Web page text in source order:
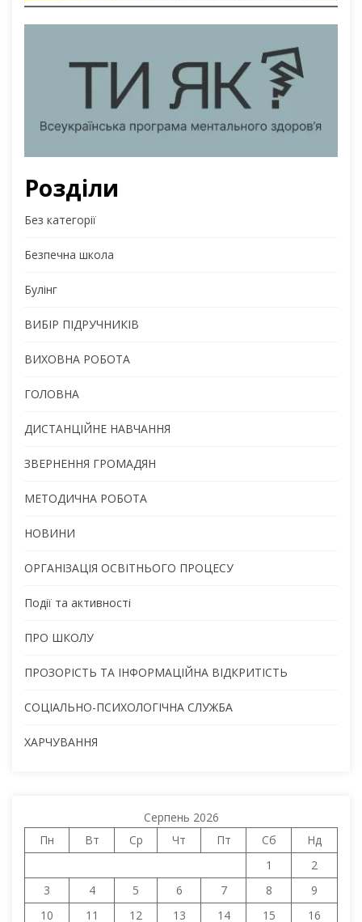
Розділи
Без категорії
Безпечна школа
Булінг
ВИБІР ПІДРУЧНИКІВ
ВИХОВНА РОБОТА
ГОЛОВНА
ДИСТАНЦІЙНЕ НАВЧАННЯ
ЗВЕРНЕННЯ ГРОМАДЯН
МЕТОДИЧНА РОБОТА
НОВИНИ
ОРГАНІЗАЦІЯ ОСВІТНЬОГО ПРОЦЕСУ
Події та активності
ПРО ШКОЛУ
ПРОЗОРІСТЬ ТА ІНФОРМАЦІЙНА ВІДКРИТІСТЬ
СОЦІАЛЬНО-ПСИХОЛОГІЧНА СЛУЖБА
ХАРЧУВАННЯ
Серпень 2026
Пн
Вт Ср Чт Пт Сб
Нд
1
2
3
4 5 6 7 8
9
10
11 12 13 14 15 16